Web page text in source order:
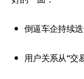
倒逼车企持续
用户关系从“